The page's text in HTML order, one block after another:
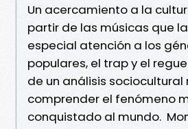
Un acercamiento a la
partir de las músicas que
especial atención a los
populares, el trap y el
de un análisis
comprender el fenómeno
conquistado al mundo.